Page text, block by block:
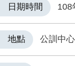
日期時間 108
地點 公訓中